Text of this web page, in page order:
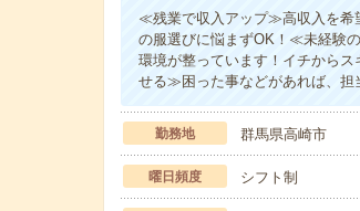
≪残業で収入アップ≫高収入を希
の服選びに悩まずOK！≪未経験
環境が整っています！イチから
せる≫困った事などがあれば、担
勤務地 群馬県高崎市
曜日頻度 シフト制